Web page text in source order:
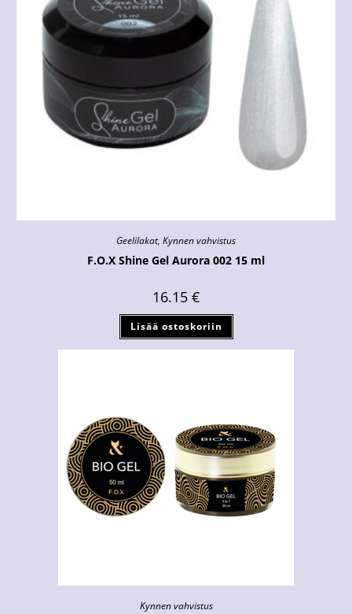
Geelilakat, Kynnen vahvistus
F.O.X Shine Gel Aurora 002 15 ml
16.15 €
Lisää ostoskoriin
Kynnen vahvistus